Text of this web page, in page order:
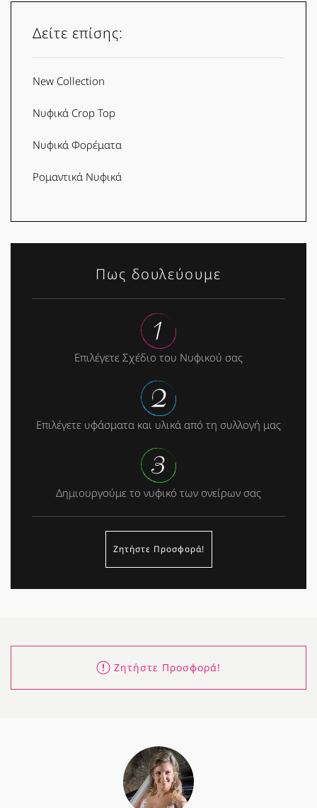
Δείτε επίσης:
New Collection
Νυφικά Crop Top
Νυφικά Φορέματα
Ρομαντικά Νυφικά
Πως δουλεύουμε
Επιλέγετε Σχέδιο του Νυφικού σας
Επιλέγετε υφάσματα και υλικά από τη συλλογή μας
Δημιουργούμε το νυφικό των ονείρων σας
Ζητήστε Προσφορά!
Ζητήστε Προσφορά!